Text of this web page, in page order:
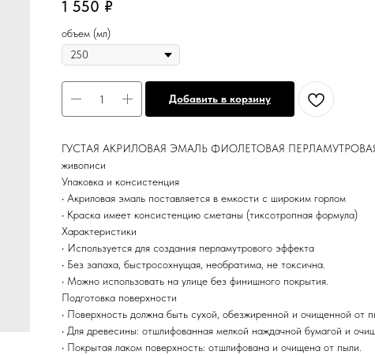
1 550 ₽
объем (мл)
Добавить в корзину
ГУСТАЯ АКРИЛОВАЯ ЭМАЛЬ ФИОЛЕТОВАЯ ПЕРЛАМУТРОВАЯ
живописи
Упаковка и консистенция
• Акриловая эмаль поставляется в емкости с широким горлом
• Краска имеет консистенцию сметаны (тиксотропная формула)
Характеристики
• Используется для создания перламутрового эффекта
• Без запаха, быстросохнущая, необратима, не токсична.
• Можно использовать на улице без финишного покрытия.
Подготовка поверхности
• Поверхность должна быть сухой, обезжиренной и очищенной от
• Для древесины: отшлифованная мелкой наждачной бумагой и
• Покрытая лаком поверхность: отшлифована и очищена от пыли.